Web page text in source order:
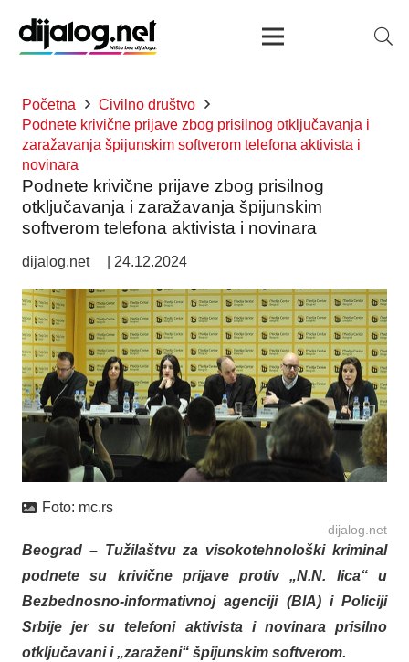
Početna
Civilno društvo
Podnete krivične prijave zbog prisilnog otključavanja i
zaražavanja špijunskim softverom telefona aktivista i
novinara
Podnete krivične prijave zbog prisilnog
otključavanja i zaražavanja špijunskim
softverom telefona aktivista i novinara
dijalog.net 24.12.2024
Foto: mc.rs
dijalog.net
Beograd – Tužilaštvu za visokotehnološki kriminal
podnete su krivične prijave protiv „N.N. lica“ u
Bezbednosno-informativnoj agenciji (BIA) i Policiji
Srbije jer su telefoni aktivista i novinara prisilno
otključavani i „zaraženi“ špijunskim softverom.